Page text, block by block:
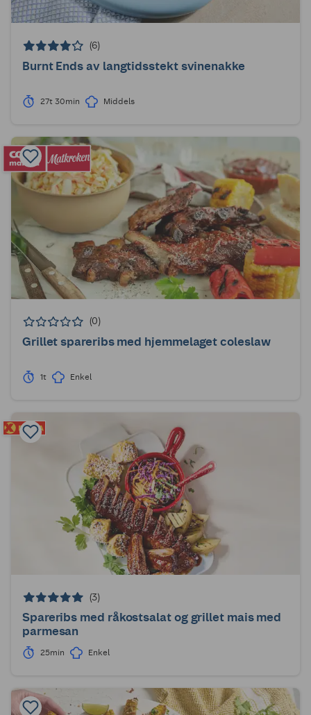
(6)
Burnt Ends av langtidsstekt svinenakke
27t 30min Middels
(0)
Grillet spareribs med hjemmelaget coleslaw
1t Enkel
(3)
Spareribs med råkostsalat og grillet mais med
parmesan
25min Enkel